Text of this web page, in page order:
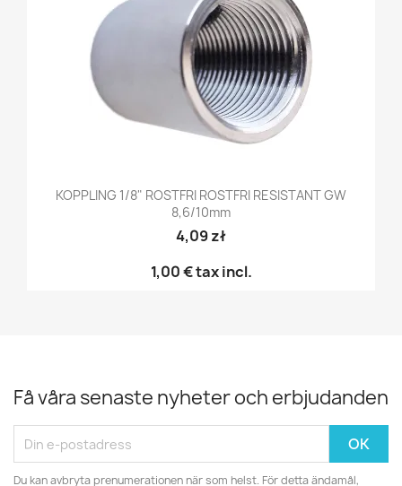
KOPPLING 1/8" ROSTFRI ROSTFRI RESISTANT GW
8,6/10mm
4,09 zł
1,00 €tax incl.
Få våra senaste nyheter och erbjudanden
Du kan avbryta prenumerationen när som helst. För detta ändamål,